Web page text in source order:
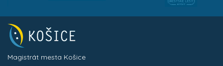
Magistrát mesta Košice